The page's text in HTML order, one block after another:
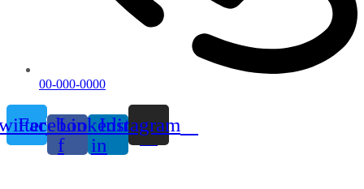
00-000-0000
Facebook-
f
Linkedin-
in
Instagram